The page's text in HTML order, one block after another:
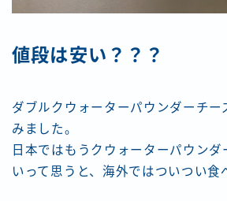
値段は安い？？？
ダブルクウォーターパウンダーチー
みました。
日本ではもうクウォーターパウン
いって思うと、海外ではついつい食